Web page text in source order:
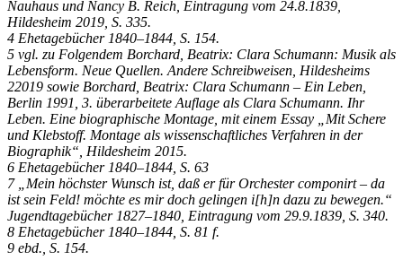
Nauhaus und Nancy B. Reich, Eintragung vom 24.8.1839,
Hildesheim 2019, S. 335.
4 Ehetagebücher 1840–1844, S. 154.
5 vgl. zu Folgendem Borchard, Beatrix: Clara Schumann: Musik als
Lebensform. Neue Quellen. Andere Schreibweisen, Hildesheims
22019 sowie Borchard, Beatrix: Clara Schumann – Ein Leben,
Berlin 1991, 3. überarbeitete Auflage als Clara Schumann. Ihr
Leben. Eine biographische Montage, mit einem Essay „Mit Schere
und Klebstoff. Montage als wissenschaftliches Verfahren in der
Biographik“, Hildesheim 2015.
6 Ehetagebücher 1840–1844, S. 63
7 „Mein höchster Wunsch ist, daß er für Orchester componirt – da
ist sein Feld! möchte es mir doch gelingen i[h]n dazu zu bewegen.“
Jugendtagebücher 1827–1840, Eintragung vom 29.9.1839, S. 340.
8 Ehetagebücher 1840–1844, S. 81 f.
9 ebd., S. 154.